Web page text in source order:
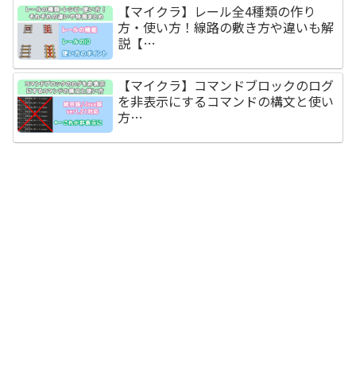
【マイクラ】レール全4種類の作り
方・使い方！線路の敷き方や違いも解
説【…
【マイクラ】コマンドブロックのログ
を非表示にするコマンドの構文と使い
方…